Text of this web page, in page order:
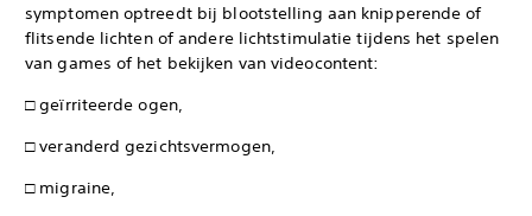
symptomen optreedt bij blootstelling aan knipperende of
flitsende lichten of andere lichtstimulatie tijdens het spelen
van games of het bekijken van videocontent:
□ geïrriteerde ogen,
□ veranderd gezichtsvermogen,
□ migraine,